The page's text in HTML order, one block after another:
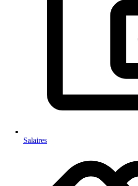
Salaires